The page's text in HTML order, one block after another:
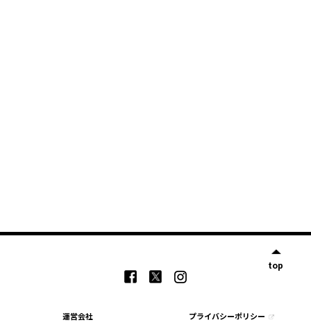
top
運営会社 プライバシーポリシー